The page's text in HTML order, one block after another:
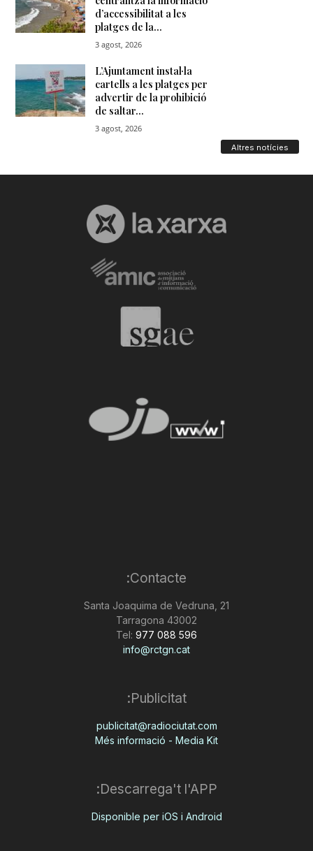
Altres notícies
Contacte:
Santa Joaquima de Vedruna, 21
43002 Tarragona
Tel: 977 088 596
info@rctgn.cat
Publicitat:
publicitat@radiociutat.com
Més informació - Media Kit
Descarrega't l'APP:
Disponible per iOS i Android